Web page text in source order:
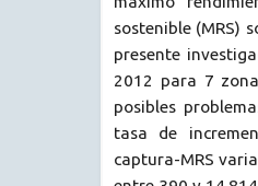
sostenible (MRS)
presente
2012 para 7
posibles
tasa de
captura-MRS